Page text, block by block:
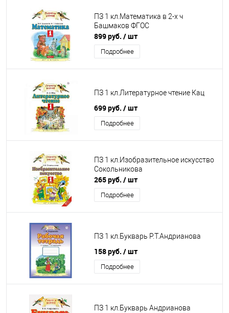
ПЗ 1 кл.Математика в 2-х ч
Башмаков ФГОС
899 руб. / шт
Подробнее
ПЗ 1 кл.Литературное чтение Кац
699 руб. / шт
Подробнее
ПЗ 1 кл.Изобразительное искусство
Сокольникова
265 руб. / шт
Подробнее
ПЗ 1 кл.Букварь Р.Т.Андрианова
158 руб. / шт
Подробнее
ПЗ 1 кл.Букварь Андрианова